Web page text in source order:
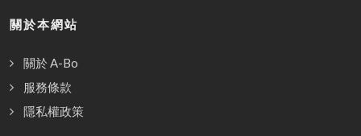
關於本網站
關於 A-Bo
服務條款
隱私權政策